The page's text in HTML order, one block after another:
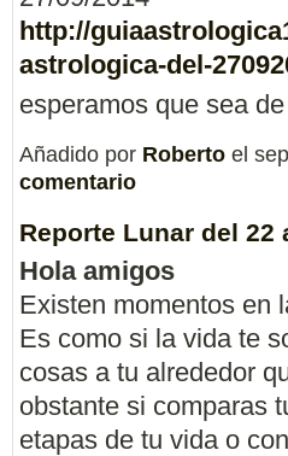
http://
astrologica-del-
esperamos que sea
Añadido por Roberto el
comentario
Reporte Lunar del 22
Hola amigos
Existen momentos en
Es como si la vida te
cosas a tu alrededor
obstante si comparas
etapas de tu vida o